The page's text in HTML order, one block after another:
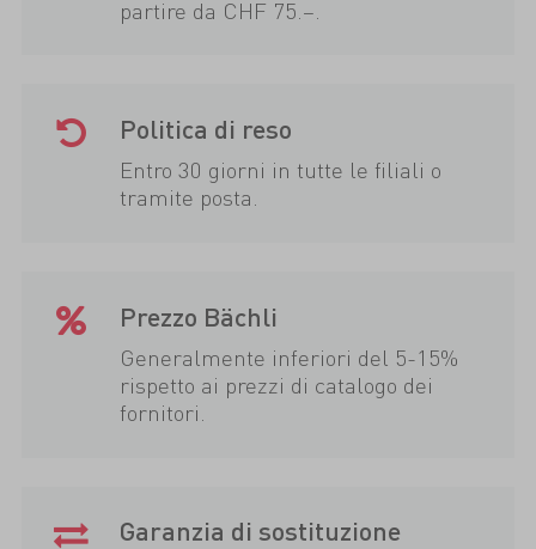
partire da CHF 75.–.
Politica di reso
Entro 30 giorni in tutte le filiali o
tramite posta.
Prezzo Bächli
Generalmente inferiori del 5-15%
rispetto ai prezzi di catalogo dei
fornitori.
Garanzia di sostituzione